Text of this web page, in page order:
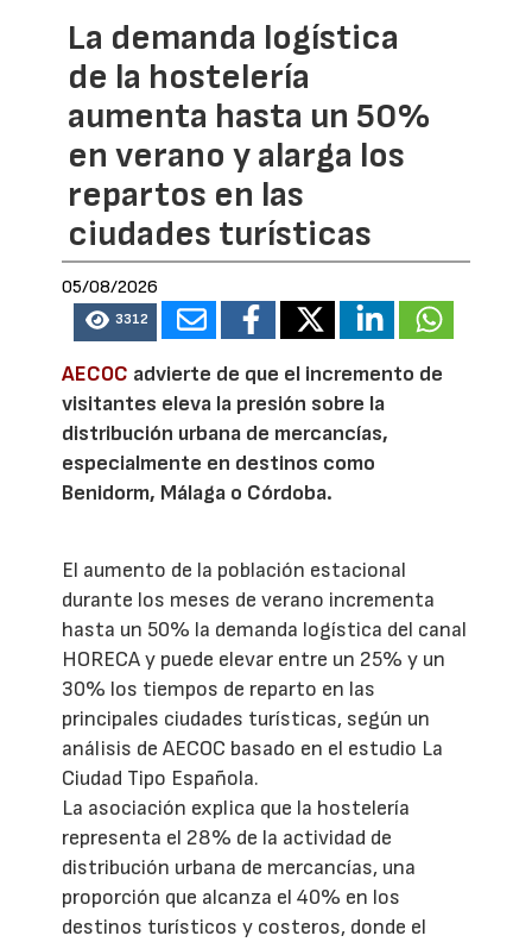
La demanda logística
de la hostelería
aumenta hasta un 50%
en verano y alarga los
repartos en las
ciudades turísticas
05/08/2026
3312
AECOC advierte de que el incremento de
visitantes eleva la presión sobre la
distribución urbana de mercancías,
especialmente en destinos como
Benidorm, Málaga o Córdoba.
El aumento de la población estacional
durante los meses de verano incrementa
hasta un 50% la demanda logística del canal
HORECA y puede elevar entre un 25% y un
30% los tiempos de reparto en las
principales ciudades turísticas, según un
análisis de AECOC basado en el estudio La
Ciudad Tipo Española.
La asociación explica que la hostelería
representa el 28% de la actividad de
distribución urbana de mercancías, una
proporción que alcanza el 40% en los
destinos turísticos y costeros, donde el